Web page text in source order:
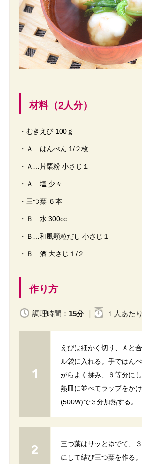
材料（2人分）
・むきえび 100ｇ
・Ａ…はんぺん 1/２枚
・Ａ…片栗粉 小さじ１
・Ａ…塩 少々
・三つ葉 ６本
・Ｂ…水 300cc
・Ｂ…和風顆粒だし 小さじ１
・Ｂ…酒 大さじ１/２
作り方
調理時間： 15分 １人 あたり
えびは細かく切り、Ａと
ル袋に入れる。手ではん
がらよく揉み、６等分に
熱皿に並べてラップをか
(500W)で３分加熱する。
三つ葉はサッとゆでて、
にして結び三つ葉を作る。